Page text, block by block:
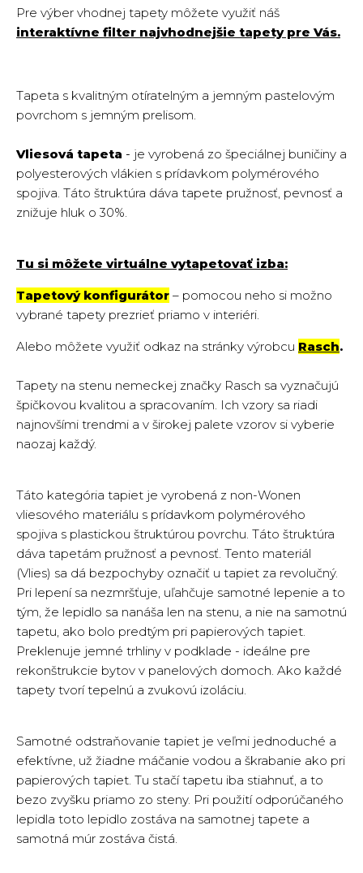
Pre výber vhodnej tapety môžete využiť náš
interaktívne filter najvhodnejšie tapety pre Vás.
Tapeta s kvalitným otíratelným a jemným pastelovým
povrchom s jemným prelisom.
Vliesová tapeta - je vyrobená zo špeciálnej buničiny a
polyesterových vlákien s prídavkom polymérového
spojiva. Táto štruktúra dáva tapete pružnosť, pevnosť a
znižuje hluk o 30%.
Tu si môžete virtuálne vytapetovať izba:
Tapetový konfigurátor – pomocou neho si možno
vybrané tapety prezrieť priamo v interiéri.
Alebo môžete využiť odkaz na stránky výrobcu Rasch.
Tapety na stenu nemeckej značky Rasch sa vyznačujú
špičkovou kvalitou a spracovaním. Ich vzory sa riadi
najnovšími trendmi a v širokej palete vzorov si vyberie
naozaj každý.
Táto kategória tapiet je vyrobená z non-Wonen
vliesového materiálu s prídavkom polymérového
spojiva s plastickou štruktúrou povrchu. Táto štruktúra
dáva tapetám pružnosť a pevnosť. Tento materiál
(Vlies) sa dá bezpochyby označiť u tapiet za revolučný.
Pri lepení sa nezmršťuje, uľahčuje samotné lepenie a to
tým, že lepidlo sa nanáša len na stenu, a nie na samotnú
tapetu, ako bolo predtým pri papierových tapiet.
Preklenuje jemné trhliny v podklade - ideálne pre
rekonštrukcie bytov v panelových domoch. Ako každé
tapety tvorí tepelnú a zvukovú izoláciu.
Samotné odstraňovanie tapiet je veľmi jednoduché a
efektívne, už žiadne máčanie vodou a škrabanie ako pri
papierových tapiet. Tu stačí tapetu iba stiahnuť, a to
bezo zvyšku priamo zo steny. Pri použití odporúčaného
lepidla toto lepidlo zostáva na samotnej tapete a
samotná múr zostáva čistá.